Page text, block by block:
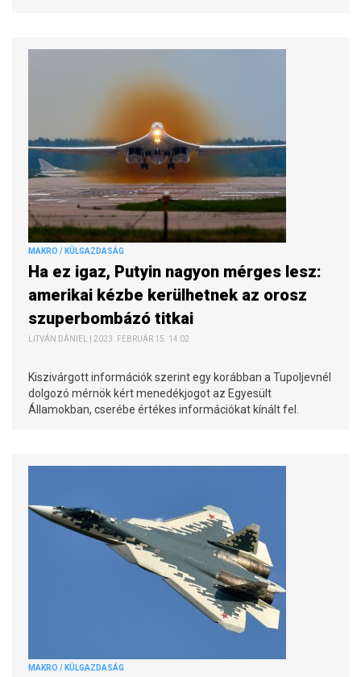
MAKRO / KÜLGAZDASÁG
Ha ez igaz, Putyin nagyon mérges lesz:
amerikai kézbe kerülhetnek az orosz
szuperbombázó titkai
LITVÁN DÁNIEL | 2023. FEBRUÁR 15. 14:02
Kiszivárgott információk szerint egy korábban a Tupoljevnél
dolgozó mérnök kért menedékjogot az Egyesült
Államokban, cserébe értékes információkat kínált fel.
MAKRO / KÜLGAZDASÁG